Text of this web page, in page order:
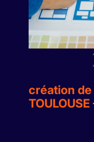
création de